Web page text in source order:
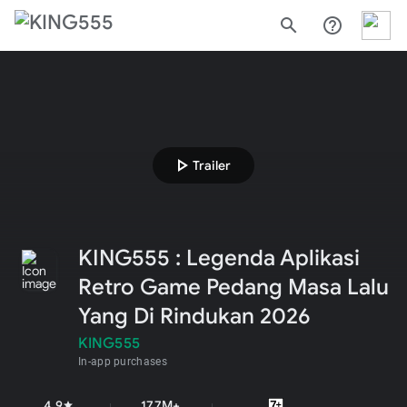
search help_outline
play_arrow Trailer
KING555 : Legenda Aplikasi
Retro Game Pedang Masa Lalu
Yang Di Rindukan 2026
KING555
In-app purchases